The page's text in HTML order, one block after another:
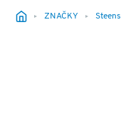
ZNAČKY Steens